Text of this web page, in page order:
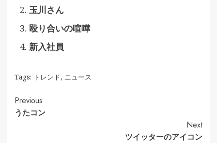
玉川さん
殴り合いの喧嘩
新入社員
Tags: トレンド, ニュース
Continue
Reading
Previous
うたコン
Next
ツイッターのアイコン